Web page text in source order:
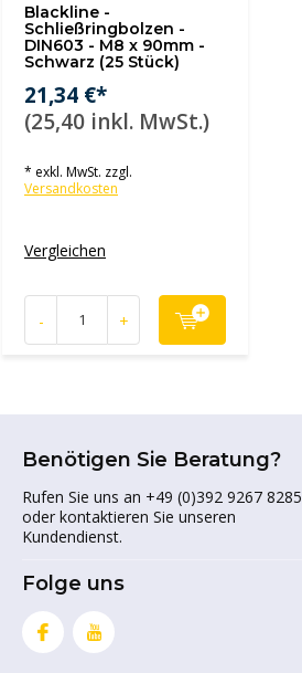
Blackline -
Schließringbolzen -
DIN603 - M8 x 90mm -
Schwarz (25 Stück)
21,34 €*
(25,40 inkl. MwSt.)
* exkl. MwSt. zzgl.
Versandkosten
Vergleichen
- +
Benötigen Sie Beratung?
Rufen Sie uns an +49 (0)392 9267 8285
oder kontaktieren Sie unseren
Kundendienst.
Folge uns